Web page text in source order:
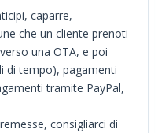
caparre,
che un cliente prenoti
una OTA, e poi
di tempo), pagamenti
tramite PayPal,
consigliarci di